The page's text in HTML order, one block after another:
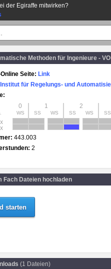
der Egiraffe mitwirken?
Methoden für Ingenieure - VO
Seite: Link
Institut für Regelungs- und
0
1 2
WS SS WS SS WS SS
443.003
2
Fach Dateien hochladen
(1 Dateien)